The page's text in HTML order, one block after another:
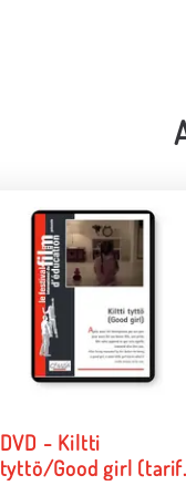
DVD - Kiltti
tyttö/Good girl (tarif